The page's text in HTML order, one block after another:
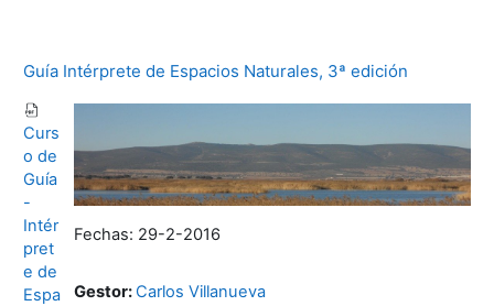
Guía Intérprete de Espacios Naturales, 3ª edición
Curs
o de
Guía
-
Intér
pret
e de
Espa
Fechas: 29-2-2016
Gestor:Carlos Villanueva